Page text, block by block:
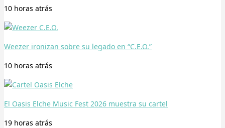
10 horas atrás
Weezer ironizan sobre su legado en “C.E.O.”
10 horas atrás
El Oasis Elche Music Fest 2026 muestra su cartel
19 horas atrás